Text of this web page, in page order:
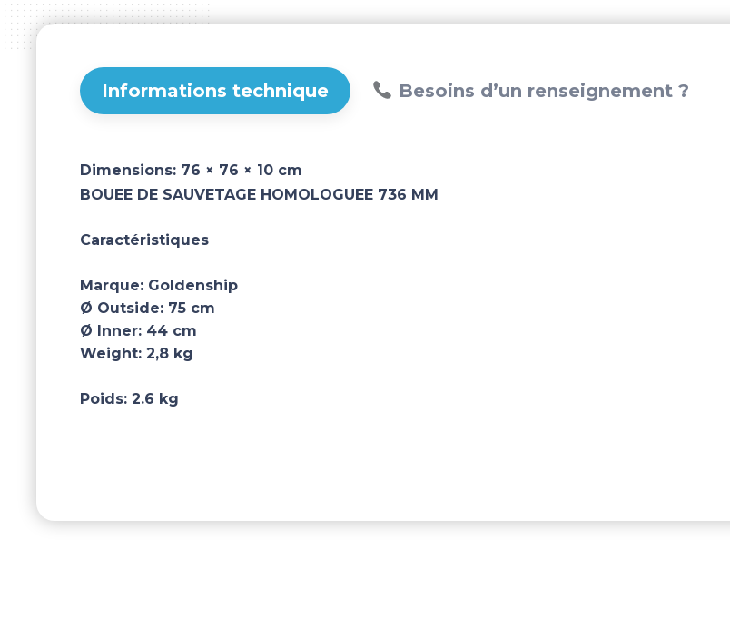
Informations technique Besoins d’un renseignement ?
Dimensions: 76 × 76 × 10 cm
BOUEE DE SAUVETAGE HOMOLOGUEE 736 MM
Caractéristiques
Marque: Goldenship
Ø Outside: 75 cm
Ø Inner: 44 cm
Weight: 2,8 kg
Poids: 2.6 kg